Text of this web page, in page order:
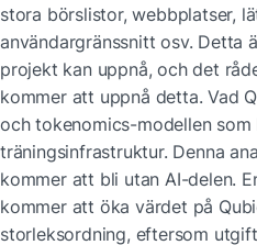
stora börslistor, webbplatser,
användargränssnitt osv. Detta
projekt kan uppnå, och det
kommer att uppnå detta. Vad
och tokenomics-modellen
träningsinfrastruktur. Denna
kommer att bli utan AI-delen.
kommer att öka värdet på
storleksordning, eftersom